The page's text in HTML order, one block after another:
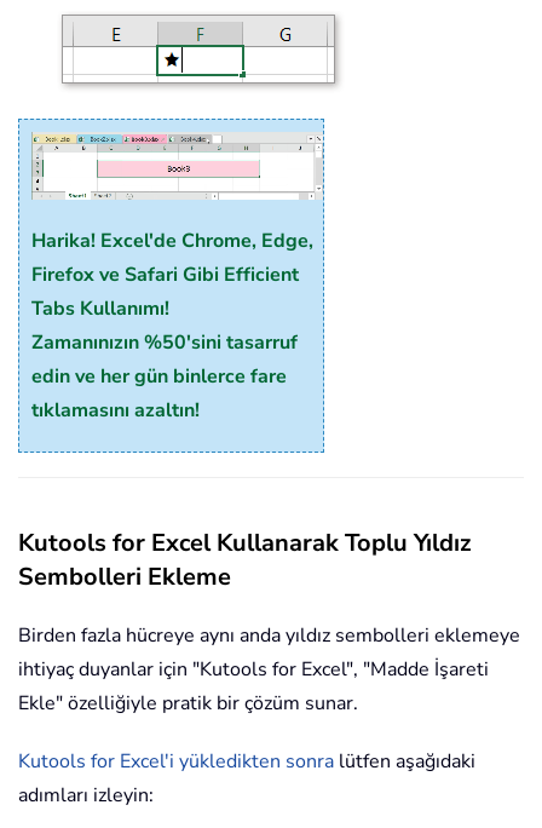
Harika! Excel'de Chrome, Edge,
Firefox ve Safari Gibi Efficient
Tabs Kullanımı!
Zamanınızın %50'sini tasarruf
edin ve her gün binlerce fare
tıklamasını azaltın!
Kutools for Excel Kullanarak Toplu Yıldız
Sembolleri Ekleme
Birden fazla hücreye aynı anda yıldız sembolleri eklemeye
ihtiyaç duyanlar için "Kutools for Excel", "Madde İşareti
Ekle" özelliğiyle pratik bir çözüm sunar.
Kutools for Excel'i yükledikten sonra lütfen aşağıdaki
adımları izleyin: